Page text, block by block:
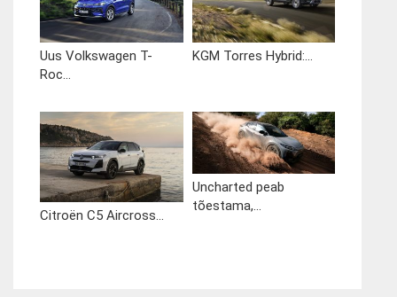
Uus Volkswagen T-
Roc...
KGM Torres Hybrid:...
Citroën C5 Aircross...
Uncharted peab
tõestama,...